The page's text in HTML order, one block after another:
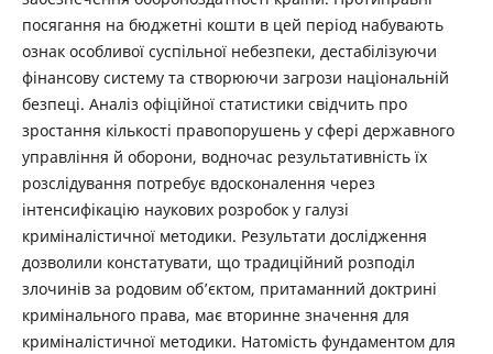
посягання на бюджетні кошти в цей період набувають
ознак особливої суспільної небезпеки, дестабілізуючи
фінансову систему та створюючи загрози національній
безпеці. Аналіз офіційної статистики свідчить про
зростання кількості правопорушень у сфері державного
управління й оборони, водночас результативність їх
розслідування потребує вдосконалення через
інтенсифікацію наукових розробок у галузі
криміналістичної методики. Результати дослідження
дозволили констатувати, що традиційний розподіл
злочинів за родовим об’єктом, притаманний доктрині
кримінального права, має вторинне значення для
криміналістичної методики. Натомість фундаментом для